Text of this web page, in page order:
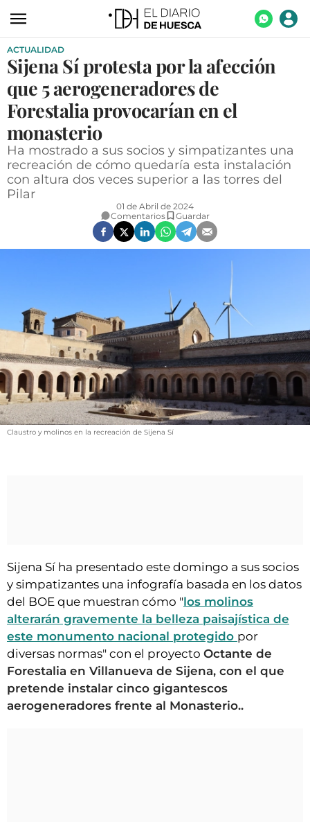
ACTUALIDAD
ECONOMÍA
TECNOLOGÍA
TURISMO
AGROALIMENTACIÓN
DEPORTES
VÍDEOS
CONTACTAR
FIESTAS EN EL ALTO ARAGÓN
FIESTAS DE SAN LORENZO
AGENDA
CARTELERA
INICIAR SESIÓN
ACTUALIDAD
Sijena Sí protesta por la afección
que 5 aerogeneradores de
Forestalia provocarían en el
monasterio
Ha mostrado a sus socios y simpatizantes una
recreación de cómo quedaría esta instalación
con altura dos veces superior a las torres del
Pilar
01 de Abril de 2024
Comentarios
Guardar
Claustro y molinos en la recreación de Sijena Sí
Sijena Sí ha presentado este domingo a sus socios
y simpatizantes una infografía basada en los datos
del BOE que muestran cómo "los molinos
alterarán gravemente la belleza paisajística de
este monumento nacional protegido por
diversas normas" con el proyecto Octante de
Forestalia en Villanueva de Sijena, con el que
pretende instalar cinco gigantescos
aerogeneradores frente al Monasterio..